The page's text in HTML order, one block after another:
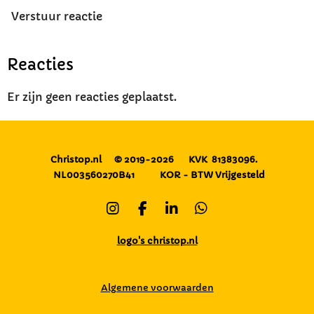
Verstuur reactie
Reacties
Er zijn geen reacties geplaatst.
Christop.nl © 2019-2026
KVK 81383096.
NL003560270B41 KOR - BTW Vrijgesteld
I
r
F
c
o
L
n
I
W
A
p
logo's christop.nl
Algemene voorwaarden